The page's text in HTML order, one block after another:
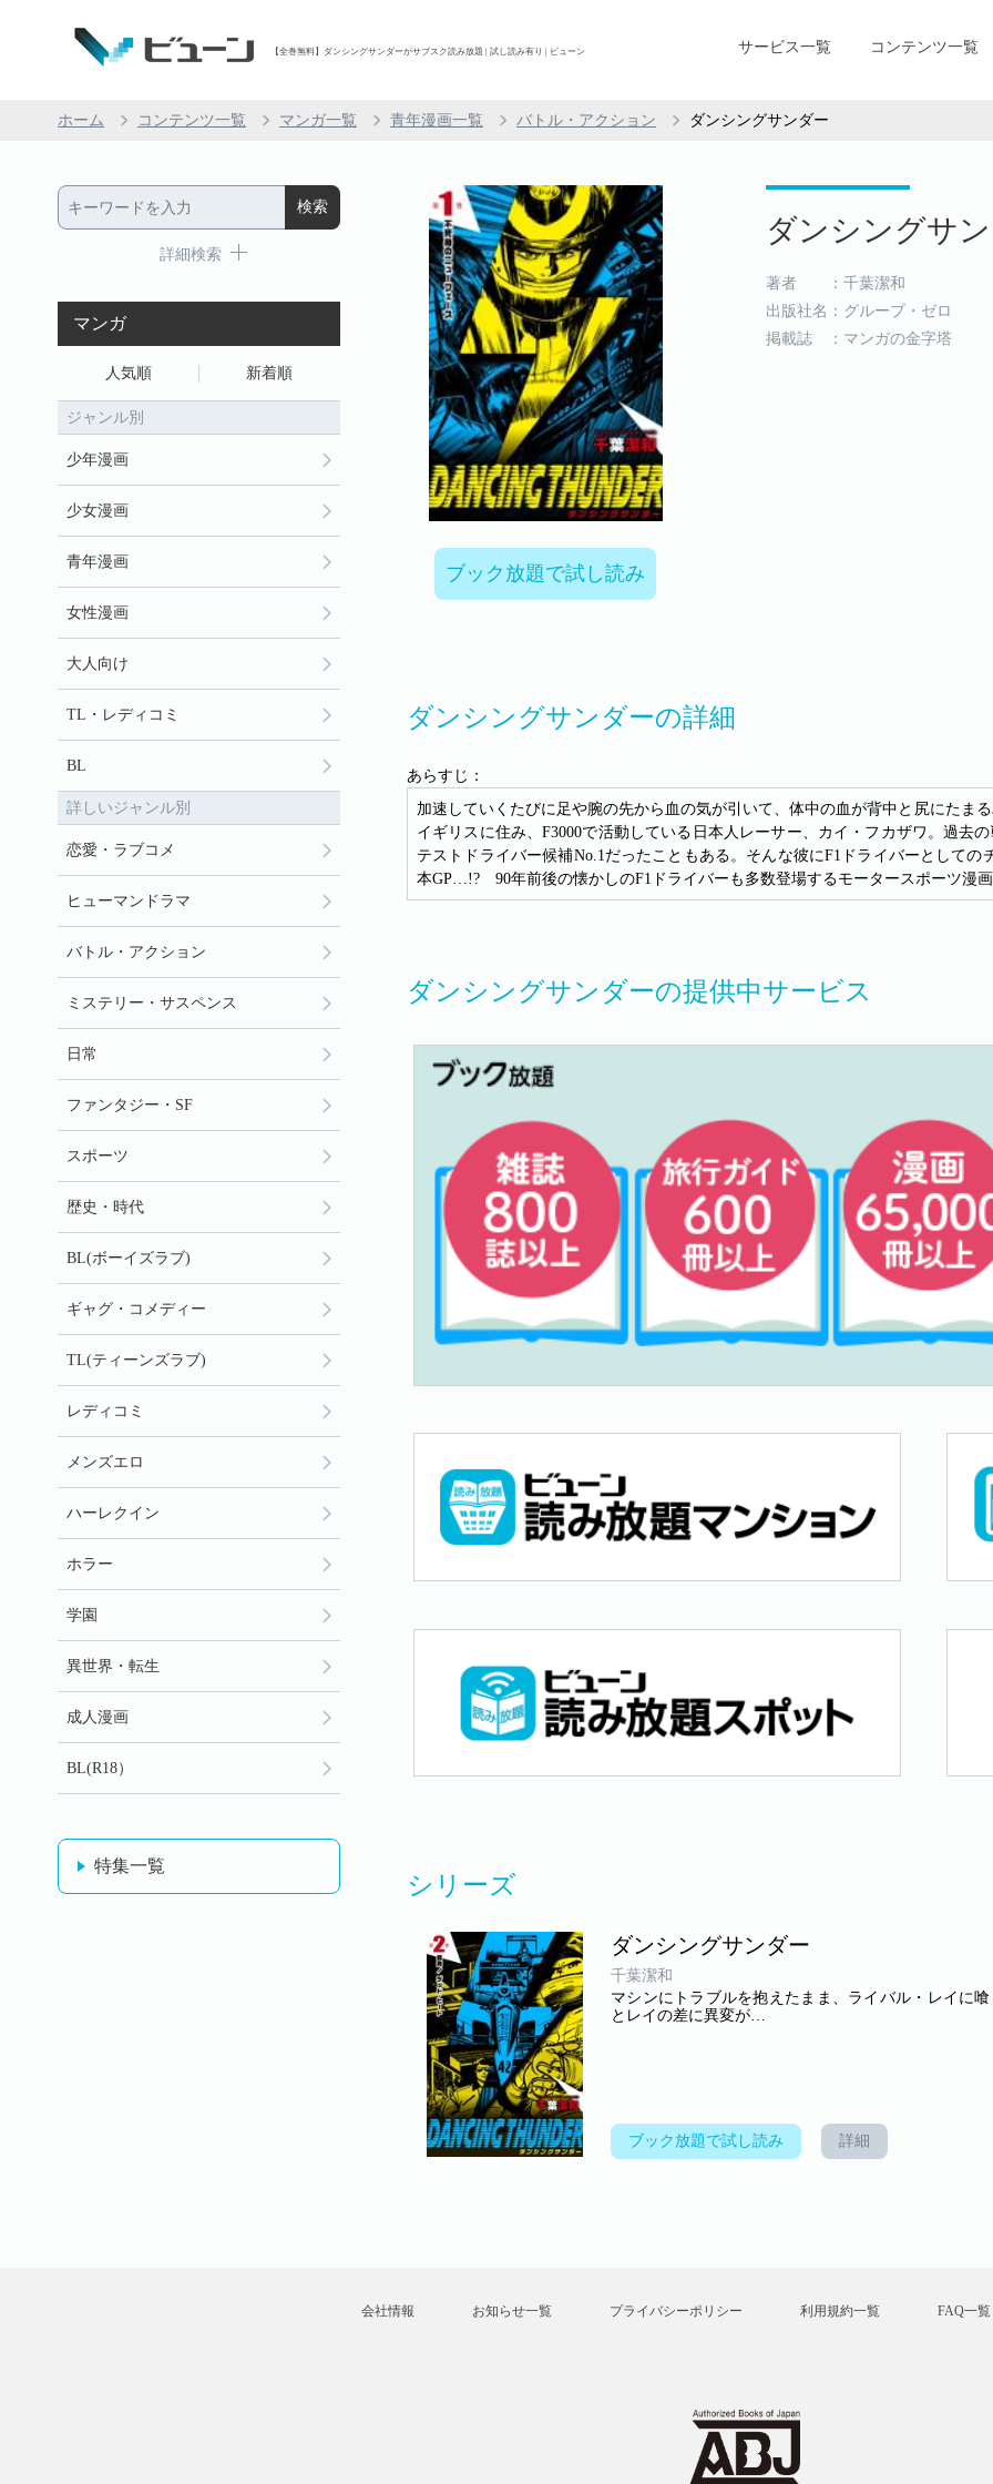
【全巻無料】ダンシングサンダーがサブスク読み放題 | 試し読み有り | ビューン サービス一覧 コンテンツ一覧
ホーム コンテンツ一覧 マンガ一覧 青年漫画一覧 バトル・アクション ダンシングサンダー
ブック放題で試し読み
ダンシングサ
著者 ：千葉潔和
出版社名：グループ・ゼロ
掲載誌 ：マンガの金字塔
ダンシングサンダーの詳細
あらすじ：
加速していくたびに足や腕の先から血の気が引いて、体中の血が背中と尻にたま
イギリスに住み、F3000で活動している日本人レーサー、カイ・フカザワ。過去
テストドライバー候補No.1だったこともある。そんな彼にF1ドライバーとして
本GP…!? 90年前後の懐かしのF1ドライバーも多数登場するモータースポーツ漫
ダンシングサンダーの提供中サービス
シリーズ
ダンシングサンダー
千葉潔和
マシンにトラブルを抱えたまま、ライバル・レイに
とレイの差に異変が…
ブック放題で試し読み 詳細
詳細検索
マンガ
人気順 新着順
ジャンル別
少年漫画
少女漫画
青年漫画
女性漫画
大人向け
TL・レディコミ
BL
詳しいジャンル別
恋愛・ラブコメ
ヒューマンドラマ
バトル・アクション
ミステリー・サスペンス
日常
ファンタジー・SF
スポーツ
歴史・時代
BL(ボーイズラブ)
ギャグ・コメディー
TL(ティーンズラブ)
レディコミ
メンズエロ
ハーレクイン
ホラー
学園
異世界・転生
成人漫画
BL(R18）
特集一覧
会社情報 お知らせ一覧 プライバシーポリシー 利用規約一覧 FAQ一覧